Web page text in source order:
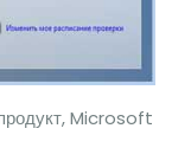
Microsoft